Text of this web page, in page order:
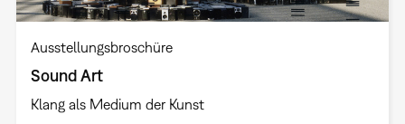
Ausstellungsbroschüre
Sound Art
Klang als Medium der Kunst